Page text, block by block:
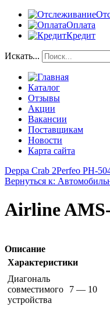
Оплата
Кредит
Искать...
Каталог
Отзывы
Акции
Вакансии
Поставщикам
Новости
Карта сайта
Deppa Crab 2Perfeo PH-
Вернуться к:
Airline
Описание
Характеристики
Диагональ
совместимого
устройства
7 — 10